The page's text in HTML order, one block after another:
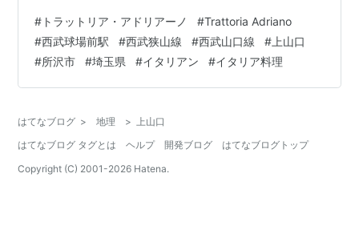
morigen1.hatenablog.com 狭山湖周辺を車で走っている
と「Trattoria Adriano トラットリア・アドリアーノ」を
見つけました。気になり、ちょうど昼食時でしたので入
ってみることに。 トラットリア・アドリアーノ Trat…
# トラットリア・アドリアーノ #Trattoria Adriano
#西武球場前駅 #西武狭山線 #西武山口線 # 上山口
#所沢市 #埼玉県 #イタリアン #イタリア料理
はてなブログ > 地理 > 上山口
はてなブログ タグとは
ヘルプ 開発ブログ
はてなブログトップ
Copyright (C) 2001-2026 Hatena.